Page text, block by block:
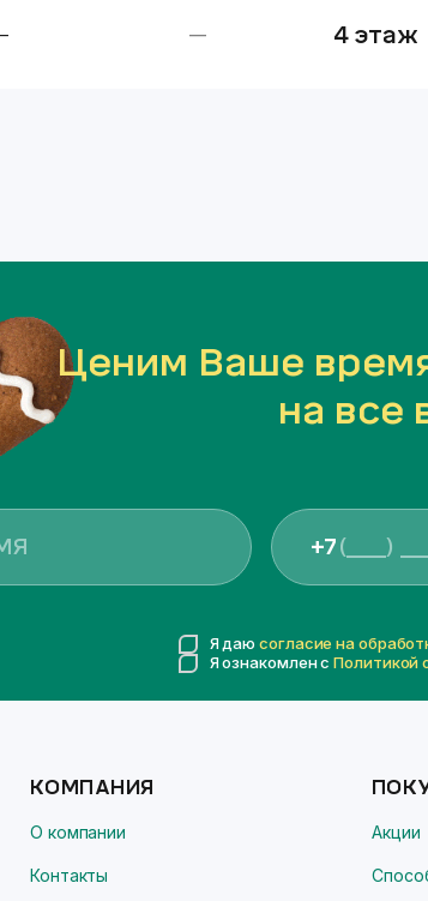
— 4 этаж
Ценим Ваше
на все
+7
Я даю согласие на
Я ознакомлен с Политикой
КОМПАНИЯ
О компании
Контакты
Акции